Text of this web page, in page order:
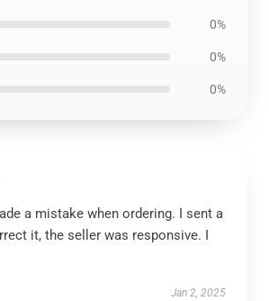
0%
0%
0%
a mistake when ordering. I sent a
it, the seller was responsive. I
Jan 2, 2025